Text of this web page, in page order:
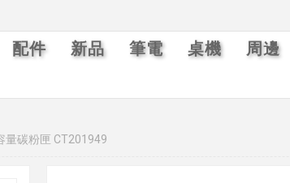
配件 新品 筆電 桌機 周邊
量碳粉匣 CT201949